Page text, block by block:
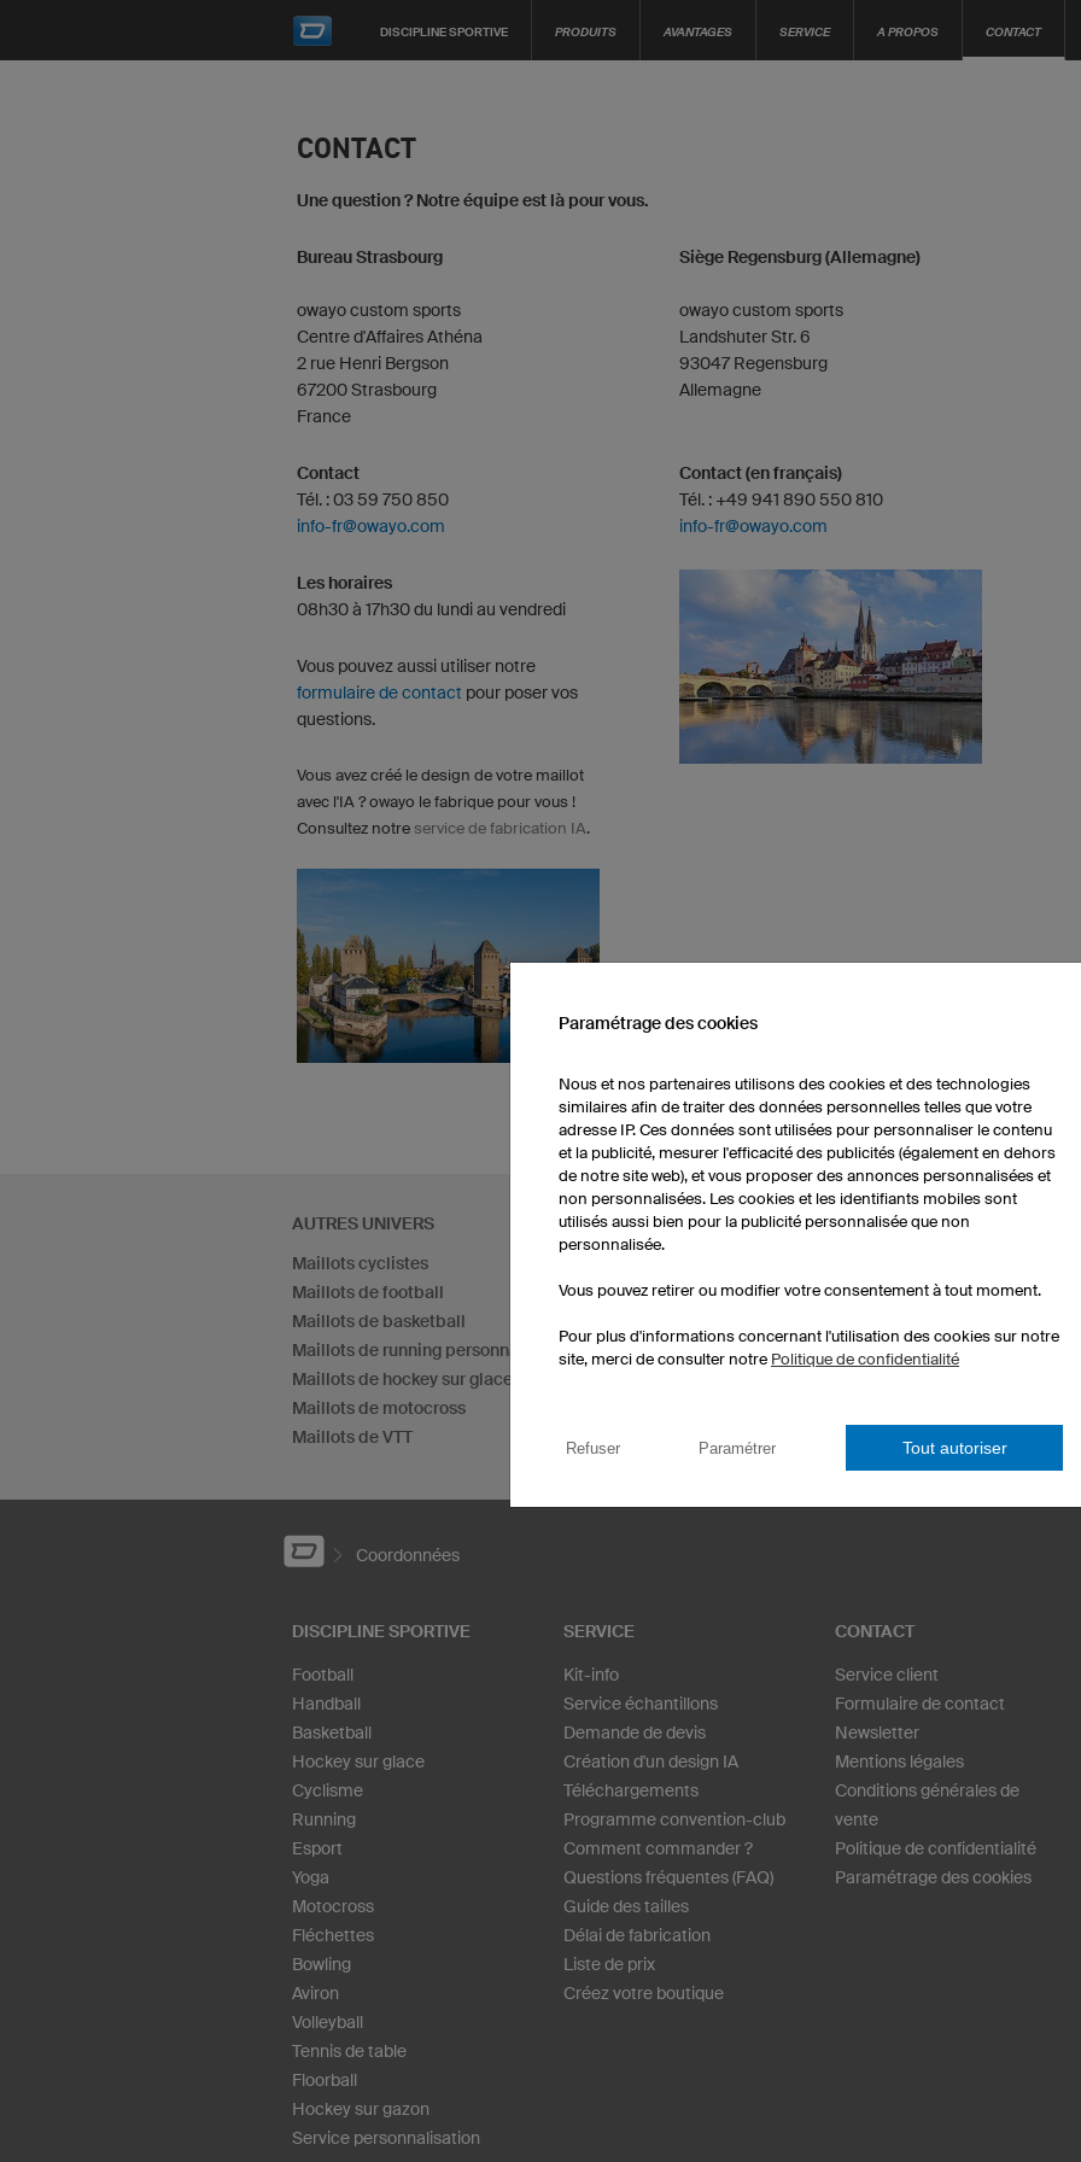
DISCIPLINE SPORTIVE PRODUITS AVANTAGES SERVICE A PROPOS CONTACT
CONTACT
Une question ? Notre équipe est là pour vous.
Bureau Strasbourg
owayo custom sports
Centre d'Affaires Athéna
2 rue Henri Bergson
67200 Strasbourg
France
Contact
Tél. : 03 59 750 850
info-fr@owayo.com
Les horaires
08h30 à 17h30 du lundi au vendredi
Vous pouvez aussi utiliser notre
formulaire de contact pour poser vos
questions.
Vous avez créé le design de votre maillot
avec l'IA ? owayo le fabrique pour vous !
Consultez notre service de fabrication IA.
Siège Regensburg (Allemagne)
owayo custom sports
Landshuter Str. 6
93047 Regensburg
Allemagne
Contact (en français)
Tél. : +49 941 890 550 810
info-fr@owayo.com
AUTRES UNIVERS
Maillots cyclistes
Maillots de football
Maillots de basketball
Maillots de running personnalisés
Maillots de hockey sur glace
Maillots de motocross
Maillots de VTT
Maillots de fléchettes
Hoodies personnalisés
Coordonnées
DISCIPLINE SPORTIVE
Football
Handball
Basketball
Hockey sur glace
Cyclisme
Running
Esport
Yoga
Motocross
Fléchettes
Bowling
Aviron
Volleyball
Tennis de table
Floorball
Hockey sur gazon
Service personnalisation
SERVICE
Kit-info
Service échantillons
Demande de devis
Création d'un design IA
Téléchargements
Programme convention-club
Comment commander ?
Questions fréquentes (FAQ)
Guide des tailles
Délai de fabrication
Liste de prix
Créez votre boutique
CONTACT
Service client
Formulaire de contact
Newsletter
Mentions légales
Conditions générales de
vente
Politique de confidentialité
Paramétrage des cookies
Paramétrage des cookies
Nous et nos partenaires utilisons des cookies et des technologies
similaires afin de traiter des données personnelles telles que votre
adresse IP. Ces données sont utilisées pour personnaliser le contenu
et la publicité, mesurer l'efficacité des publicités (également en dehors
de notre site web), et vous proposer des annonces personnalisées et
non personnalisées. Les cookies et les identifiants mobiles sont
utilisés aussi bien pour la publicité personnalisée que non
personnalisée.
Vous pouvez retirer ou modifier votre consentement à tout moment.
Pour plus d'informations concernant l'utilisation des cookies sur notre
site, merci de consulter notre Politique de confidentialité
Refuser Paramétrer Tout autoriser